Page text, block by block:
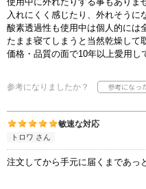
入れにくく感じたり、外れそうに
酸素透過性も使用中は個人的には
たまま寝てしまうと当然乾燥して
価格・品質の面で10年以上愛用し
参考になりましたか？
敏速な対応
トロワ さん
注文してから手元に届くまであっ